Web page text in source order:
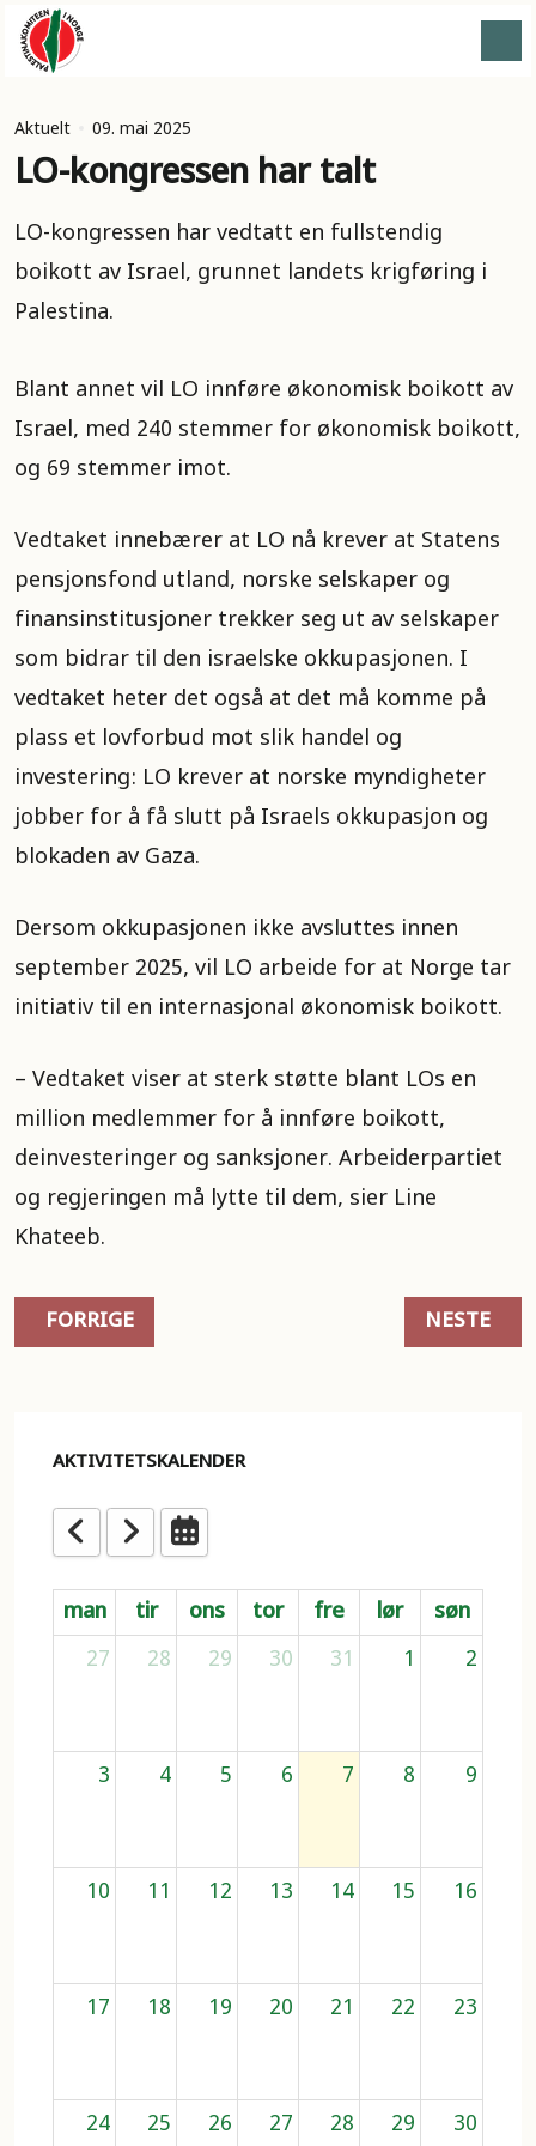
Aktuelt 09. mai 2025
LO-kongressen har talt
LO-kongressen har vedtatt en fullstendig
boikott av Israel, grunnet landets krigføring i
Palestina.
Blant annet vil LO innføre økonomisk boikott av
Israel, med 240 stemmer for økonomisk boikott,
og 69 stemmer imot.
Vedtaket innebærer at LO nå krever at Statens
pensjonsfond utland, norske selskaper og
finansinstitusjoner trekker seg ut av selskaper
som bidrar til den israelske okkupasjonen. I
vedtaket heter det også at det må komme på
plass et lovforbud mot slik handel og
investering: LO krever at norske myndigheter
jobber for å få slutt på Israels okkupasjon og
blokaden av Gaza.
Dersom okkupasjonen ikke avsluttes innen
september 2025, vil LO arbeide for at Norge tar
initiativ til en internasjonal økonomisk boikott.
– Vedtaket viser at sterk støtte blant LOs en
million medlemmer for å innføre boikott,
deinvesteringer og sanksjoner. Arbeiderpartiet
og regjeringen må lytte til dem, sier Line
Khateeb.
FORRIGE ARTIKKEL: POLITIKKEN SAMSVARER
FORRIGE NESTE
NESTE
AKTIVITETSKALENDER
man tir ons tor fre lør
søn
27
28 29 30 31 1 2
3 4 5 6 7 8 9
10 11 12 13 14 15 16
17 18 19 20 21 22 23
24 25 26 27 28 29 30